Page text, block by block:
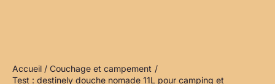
Accueil
Couchage et campement
Test : destinely douche nomade 11L pour camping et